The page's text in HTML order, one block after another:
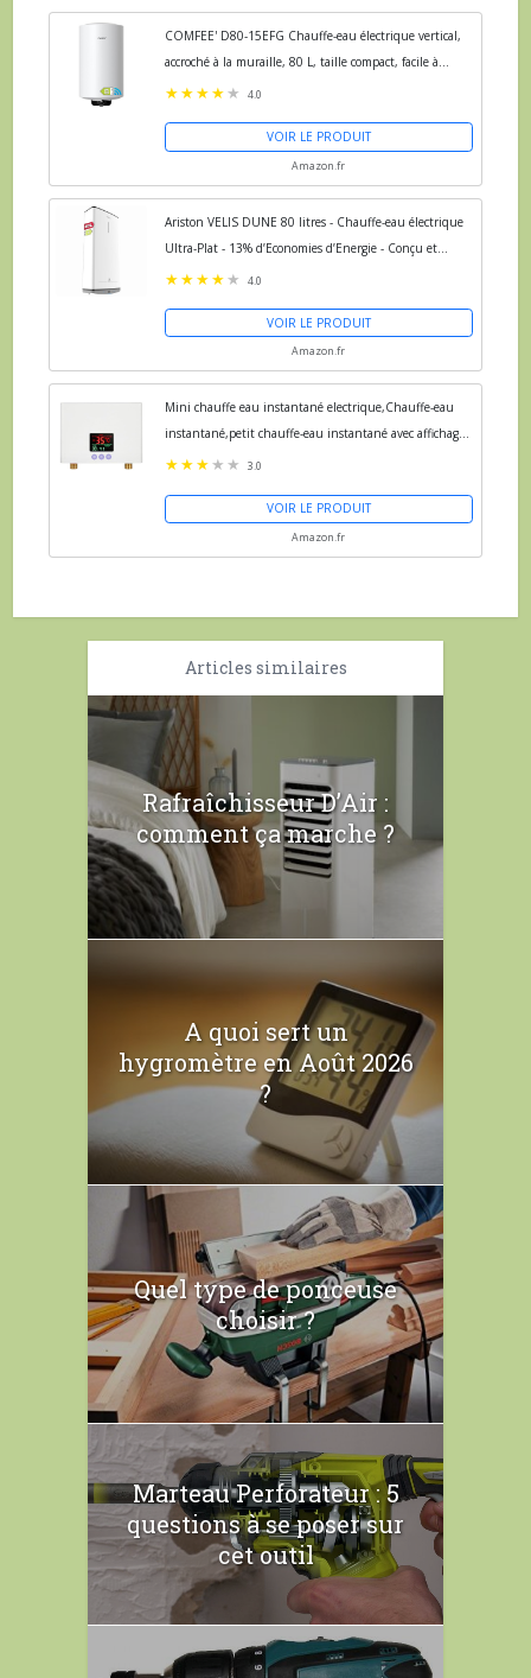
COMFEE' D80-15EFG Chauffe-eau électrique vertical,
accroché à la muraille, 80 L, taille compact, facile à
installer
4.0
VOIR LE PRODUIT
Amazon.fr
Ariston VELIS DUNE 80 litres - Chauffe-eau électrique
Ultra-Plat - 13% d’Economies d’Energie - Conçu et
fabriqué pour être installé en France.
4.0
VOIR LE PRODUIT
Amazon.fr
Mini chauffe eau instantané electrique,Chauffe-eau
instantané,petit chauffe-eau instantané avec affichage
de la température LED,chauffe-eau cuisine...
3.0
VOIR LE PRODUIT
Amazon.fr
Articles similaires
Rafraîchisseur D’Air :
comment ça marche ?
A quoi sert un
hygromètre en Août 2026
?
Quel type de ponceuse
choisir ?
Marteau Perforateur : 5
questions à se poser sur
cet outil